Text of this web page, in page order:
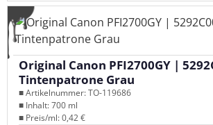
Original Canon PFI2700GY |
Tintenpatrone Grau
■ Artikelnummer: TO-119686
■ Inhalt: 700 ml
■ Preis/ml: 0,42 €